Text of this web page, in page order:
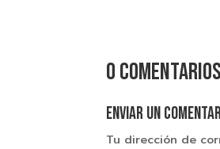
0 comentarios
Enviar un
Tu dirección de